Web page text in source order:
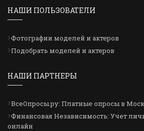
НАШИ ПОЛЬЗОВАТЕЛИ
Фотографии моделей и актеров
Подобрать моделей и актеров
НАШИ ПАРТНЕРЫ
ВсеОпросы.ру: Платные опросы в
Финансовая Независимость: Учет
онлайн